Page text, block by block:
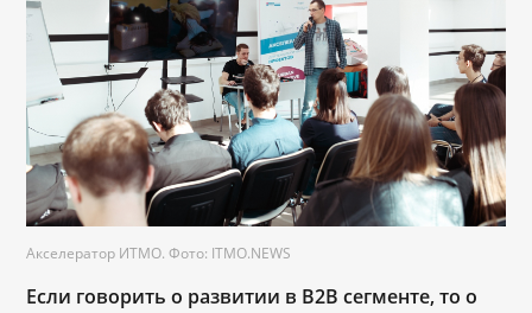
Акселератор ИТМО. Фото: ITMO.NEWS
Если говорить о развитии в B2B сегменте, то о